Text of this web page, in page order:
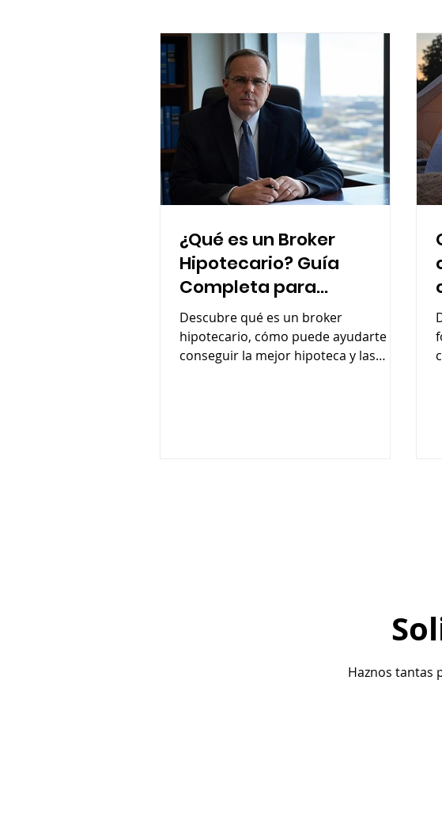
¿Qué es un Broker
Hipotecario? Guía
Completa para
Contratar al Mejor
Descubre qué es un broker
hipotecario, cómo puede ayudarte a
conseguir la mejor hipoteca y las
Haznos tantas